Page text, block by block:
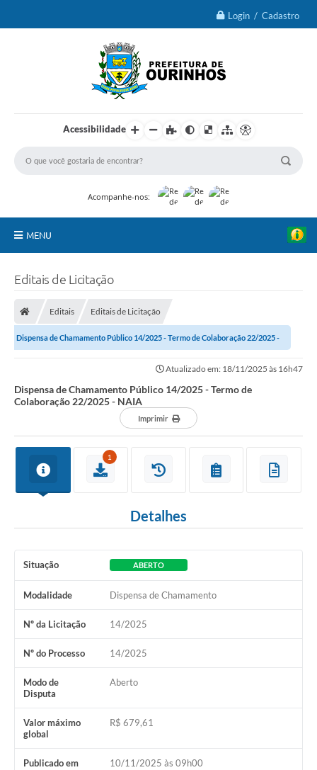
Login / Cadastro
Acessibilidade
Acompanhe-nos:
MENU
Portal da Transparência
Vagas de Emprego
Secretarias
Ouvidoria
Editais de Licitação
Editais Editais de Licitação
Dispensa de Chamamento Público 14/2025 - Termo de Colaboração 22/2025 -
Atualizado em: 18/11/2025 às 16h47
Dispensa de Chamamento Público 14/2025 - Termo de
Colaboração 22/2025 - NAIA
Imprimir
1
Detalhes
Situação ABERTO
Modalidade Dispensa de Chamamento
Nº da Licitação 14/2025
Nº do Processo 14/2025
Modo de
Disputa
Aberto
Valor máximo
global
R$ 679,61
Publicado em 10/11/2025 às 09h00